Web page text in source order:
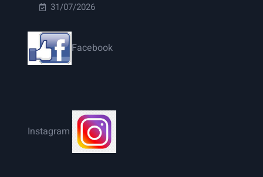
31/07/2026
Facebook
Instagram